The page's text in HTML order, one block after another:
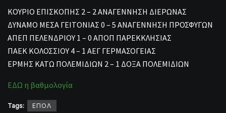
ΚΟΥΡΙΟ ΕΠΙΣΚΟΠΗΣ 2 – 2 ΑΝΑΓΕΝΝΗΣΗ ΔΙΕΡΩΝΑΣ
ΔΥΝΑΜΟ ΜΕΣΑ ΓΕΙΤΟΝΙΑΣ 0 – 5 ΑΝΑΓΕΝΝΗΣΗ ΠΡΟΣΦΥΓΩΝ
ΑΠΕΠ ΠΕΛΕΝΔΡΙΟΥ 1 – 0 ΑΠΟΠ ΠΑΡΕΚΚΛΗΣΙΑΣ
ΠΑΕΚ ΚΟΛΟΣΣΙΟΥ 4 – 1 ΑΕΓ ΓΕΡΜΑΣΟΓΕΙΑΣ
ΕΡΜΗΣ ΚΑΤΩ ΠΟΛΕΜΙΔΙΩΝ 2 – 1 ΔΟΞΑ ΠΟΛΕΜΙΔΙΩΝ
ΕΔΩ η βαθμολογία
Tags: ΕΠΟΛ